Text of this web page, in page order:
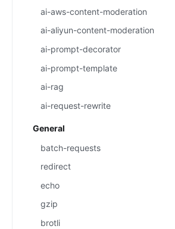
ai-aws-content-moderation
ai-aliyun-content-moderation
ai-prompt-decorator
ai-prompt-template
ai-rag
ai-request-rewrite
General
batch-requests
redirect
echo
gzip
brotli